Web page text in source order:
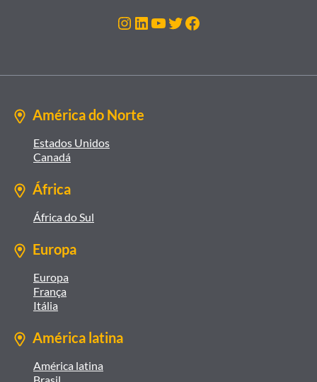
Instagram
LinkedIn
Youtube
Twitter
Facebook
América do Norte
Estados Unidos
Canadá
África
África do Sul
Europa
Europa
França
Itália
América latina
América latina